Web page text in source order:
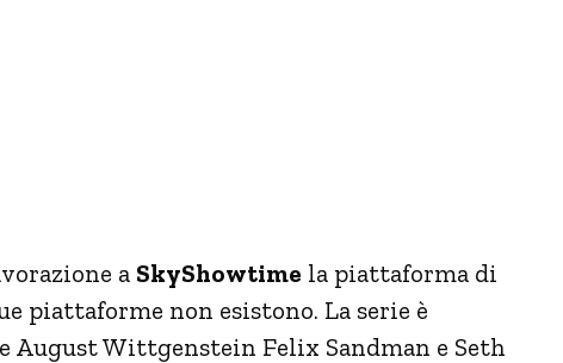
a SkyShowtime la piattaforma di
piattaforme non esistono. La serie è
e August Wittgenstein Felix Sandman e Seth